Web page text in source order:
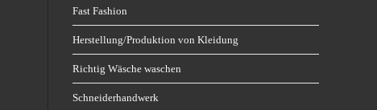
Fast Fashion
Herstellung/Produktion von Kleidung
Richtig Wäsche waschen
Schneiderhandwerk